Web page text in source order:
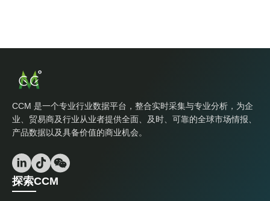
CCM 是一个专业行业数据平台，整合实时采集与专业分析，为企
业、贸易商及行业从业者提供全面、及时、可靠的全球市场情报、
产品数据以及具备价值的商业机会。
探索CCM